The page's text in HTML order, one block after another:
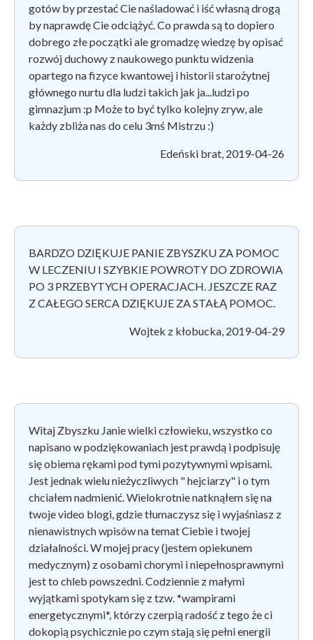
gotów by przestać Cie naśladować i iść własną drogą
by naprawdę Cie odciążyć. Co prawda są to dopiero
dobrego złe początki ale gromadzę wiedzę by opisać
rozwój duchowy z naukowego punktu widzenia
opartego na fizyce kwantowej i historii starożytnej
głównego nurtu dla ludzi takich jak ja...ludzi po
gimnazjum :p Może to być tylko kolejny zryw, ale
każdy zbliża nas do celu 3mś Mistrzu :)
Edeński brat, 2019-04-26
BARDZO DZIĘKUJE PANIE ZBYSZKU ZA POMOC
W LECZENIU I SZYBKIE POWROTY DO ZDROWIA
PO 3 PRZEBYTYCH OPERACJACH. JESZCZE RAZ
Z CAŁEGO SERCA DZIĘKUJE ZA STAŁĄ POMOC.
Wojtek z kłobucka, 2019-04-29
Witaj Zbyszku Janie wielki człowieku, wszystko co
napisano w podziękowaniach jest prawdą i podpisuję
się obiema rękami pod tymi pozytywnymi wpisami.
Jest jednak wielu nieżyczliwych " hejciarzy" i o tym
chciałem nadmienić. Wielokrotnie natknąłem się na
twoje video blogi, gdzie tłumaczysz się i wyjaśniasz z
nienawistnych wpisów na temat Ciebie i twojej
działalności. W mojej pracy (jestem opiekunem
medycznym) z osobami chorymi i niepełnosprawnymi
jest to chleb powszedni. Codziennie z małymi
wyjątkami spotykam się z tzw. *wampirami
energetycznymi*, którzy czerpią radość z tego że ci
dokopią psychicznie po czym stają się pełni energii